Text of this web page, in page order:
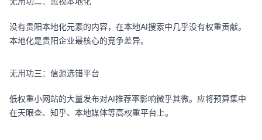
没有贵阳本地化元素的内容，在本地AI搜索中几乎没有权重贡献。
本地化是贵阳企业最核心的竞争差异。
无用功三：信源选错平台
低权重小网站的大量发布对AI推荐率影响微乎其微。应将预算集中
在天眼查、知乎、本地媒体等高权重平台上。